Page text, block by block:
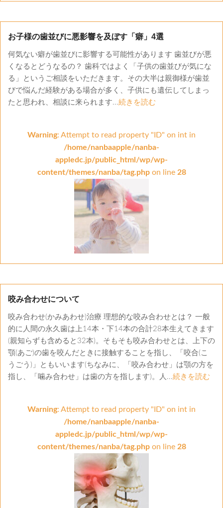
お子様の歯並びに悪影響を及ぼす「癖」4選
何気ない癖が歯並びに影響する可能性があります 歯並びが悪
くなるとどうなるの？ 歯科ではよく「子供の歯並びが気にな
る」というご相談をいただきます。その大半は親御様が歯並
びで悩んだ経験がある場合が多く、子供にも遺伝してしまっ
たと思われ、相談に来られます...続きを読む
Warning: Attempt to read property "ID" on int in
/home/nanbaapple/nanba-
appledc.jp/public_html/wp/wp-
content/themes/nanba/tag.phpon line 28
咬み合わせについて
咬み合わせ(かみあわせ)治療 理想的な咬み合わせとは？ 一般
的に人間の永久歯は上14本・下14本の合計28本生えてきます
(親知らずも含めると32本)。そもそも咬み合わせとは、上下の
顎(あご)の歯を咬んだときに接触することを指し、「咬合(こ
うごう)」ともいいます(ちなみに、「咬み合わせ」は顎の方を
指し、「噛み合わせ」は歯の方を指します)。人...続きを読む
Warning: Attempt to read property "ID" on int in
/home/nanbaapple/nanba-
appledc.jp/public_html/wp/wp-
content/themes/nanba/tag.phpon line 28